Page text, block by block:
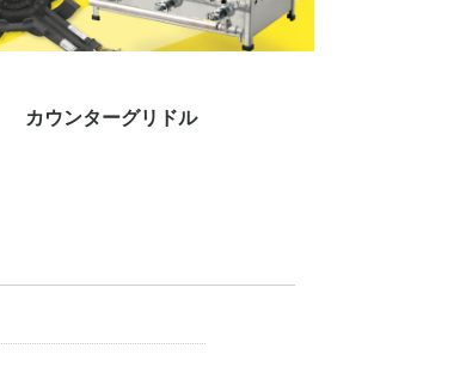
カウンターグリドル